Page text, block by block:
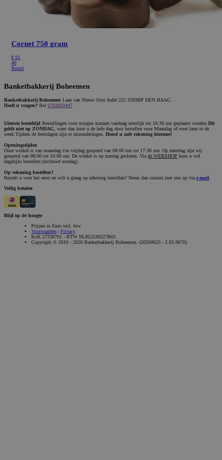
Cornet 750 gram
€ 61
40
Bestel
Banketbakkerij Boheemen
Banketbakkerij Boheemen Laan van Nieuw Oost Indië 225 2593BP DEN HAAG
Heeft u vragen? Bel 0703859447
Uiterste besteltijd Bestellingen voor morgen kunnen vandaag uiterlijk tot 16:30 uur geplaatst worden. Dit
geldt niet op ZONDAG , want dan kunt u de hele dag door bestellen voor Maandag of voor later in de
week.Tijdens de feestdagen zijn er uitzonderingen. Houd u aub rekening hiermee!
Openingstijden
Onze winkel is van maandag t/m vrijdag geopend van 08:00 uur tot 17:30 uur. Op zaterdag zijn wij
geopend van 08:00 tot 16:00 uur. De winkel is op zondag gesloten. Via de WEBSHOP kunt u wel
dagelijks bestellen (inclusief zondag).
Op rekening bestellen?
Bestelt u voor het eerst en wilt u graag op rekening bestellen? Neem dan contact met ons op via e-mail
Veilig betalen
Blijf op de hoogte
Prijzen in Euro incl. btw
Voorwaarden | Privacy
KvK 57338701 - BTW NL852538327B01
Copyright © 2010 - 2026 Banketbakkerij Boheemen. (20260623 - 2.03.9670)